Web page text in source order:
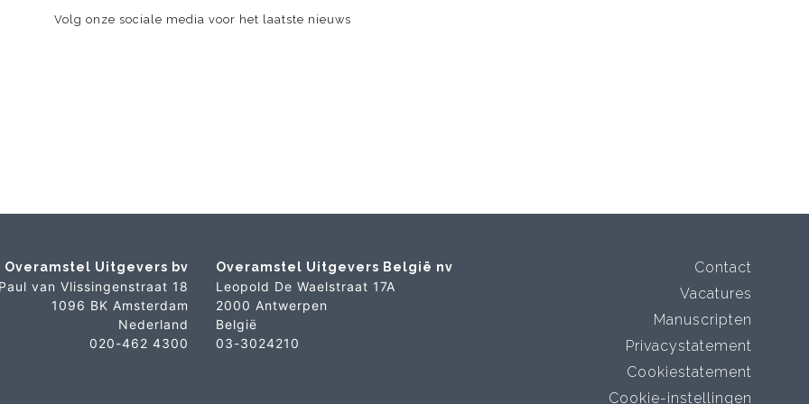
Volg onze sociale media voor het laatste nieuws
Overamstel Uitgevers bv
van Vlissingenstraat 18
1096 BK Amsterdam
Nederland
020-462 4300
Overamstel Uitgevers België nv
Leopold De Waelstraat 17A
2000 Antwerpen
België
03-3024210
Contact
Vacatures
Manuscripten
Privacystatement
Cookiestatement
Cookie-instellingen